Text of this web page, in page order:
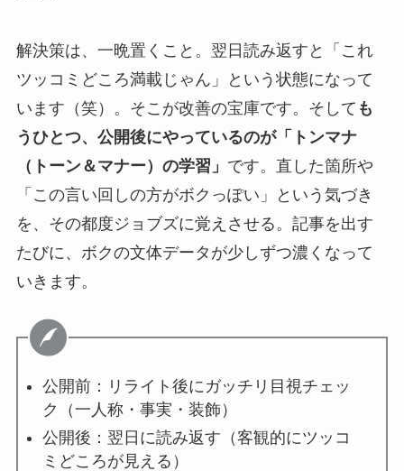
解決策は、一晩置くこと。翌日読み返すと「これ
ツッコミどころ満載じゃん」という状態になって
います（笑）。そこが改善の宝庫です。そして も
うひとつ、公開後にやっているのが「トンマナ
（トーン＆マナー）の学習」 です。直した箇所や
「この言い回しの方がボクっぽい」という気づき
を、その都度ジョブズに覚えさせる。記事を出す
たびに、ボクの文体データが少しずつ濃くなって
いきます。
公開前：リライト後にガッチリ目視チェッ
ク（一人称・事実・装飾）
公開後：翌日に読み返す（客観的にツッコ
ミどころが見える）